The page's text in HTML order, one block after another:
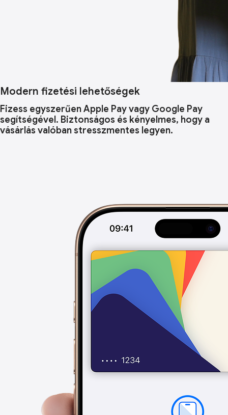
Modern fizetési lehetőségek
Fizess egyszerűen Apple Pay vagy Google Pay
segítségével. Biztonságos és kényelmes, hogy a
vásárlás valóban stresszmentes legyen.